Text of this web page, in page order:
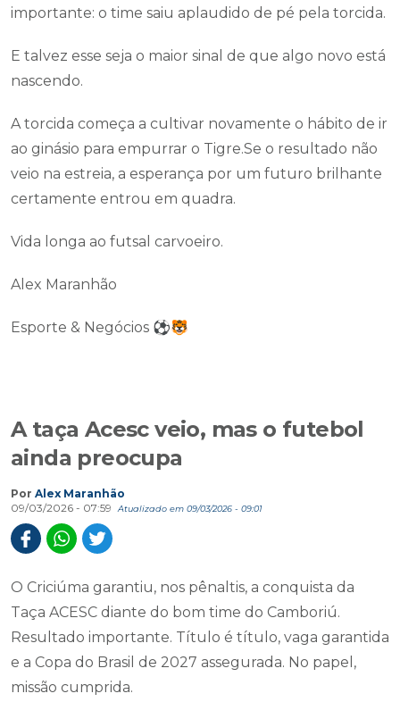
importante: o time saiu aplaudido de pé pela torcida.
E talvez esse seja o maior sinal de que algo novo está
nascendo.
A torcida começa a cultivar novamente o hábito de ir
ao ginásio para empurrar o Tigre.Se o resultado não
veio na estreia, a esperança por um futuro brilhante
certamente entrou em quadra.
Vida longa ao futsal carvoeiro.
Alex Maranhão
Esporte & Negócios ⚽🐯
A taça Acesc veio, mas o futebol
ainda preocupa
Por Alex Maranhão
09/03/2026 - 07:59
Atualizado em 09/03/2026 - 09:01
O Criciúma garantiu, nos pênaltis, a conquista da
Taça ACESC diante do bom time do Camboriú.
Resultado importante. Título é título, vaga garantida
e a Copa do Brasil de 2027 assegurada. No papel,
missão cumprida.